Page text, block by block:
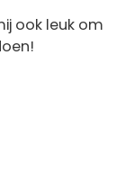
ook leuk om